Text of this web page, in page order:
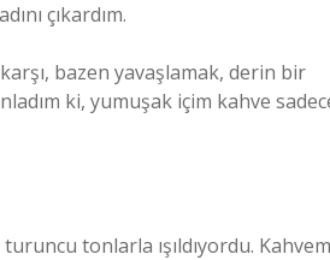
çıkardım.
bazen yavaşlamak, derin bir
ki, yumuşak içim kahve
tonlarla ışıldıyordu.